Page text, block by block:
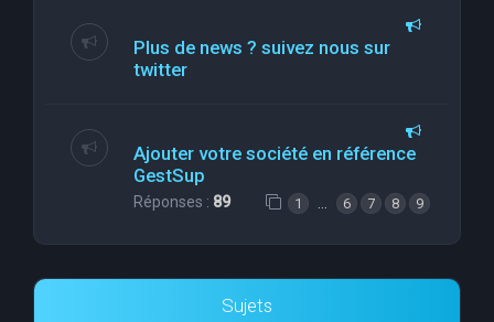
Plus de news ? suivez nous sur
twitter
Ajouter votre société en référence
GestSup
Réponses : 89 1 … 6 7 8 9
Sujets